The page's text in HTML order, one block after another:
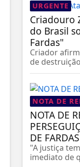
URGENTE
Criadouro
do Brasil
Fardas"
Criador
de
NOTA DE
NOTA DE
DE
"A justiça
imediato de